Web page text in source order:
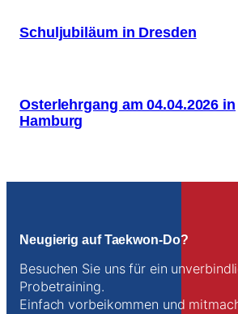
Schuljubiläum in Dresden
Osterlehrgang am 04.04.2026 in
Hamburg
Neugierig auf Taekwon-Do?
Besuchen Sie uns für ein
Probetraining.
Einfach vorbeikommen und